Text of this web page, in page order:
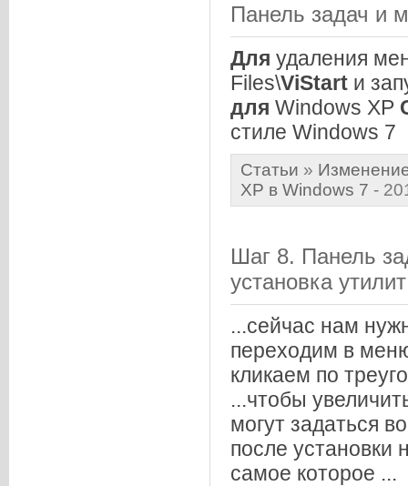
Панель задач и
Для удаления
Files\ViStart и
для Windows XP
стиле Windows 7
Статьи »
XP в Windows 7 -
Шаг 8. Панель
установка
...сейчас нам
переходим в
кликаем по
...чтобы
могут задаться
после установки
самое которое ...